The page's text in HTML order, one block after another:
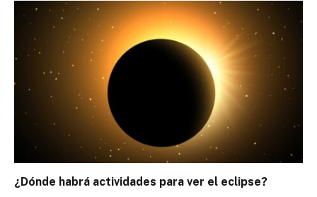
¿Dónde habrá actividades para ver el eclipse?